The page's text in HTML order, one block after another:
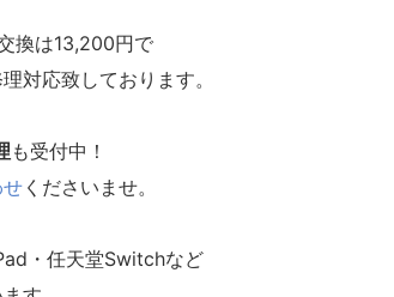
換は13,200円で
対応致しております。
も受付中！
くださいませ。
・任天堂Switchなど